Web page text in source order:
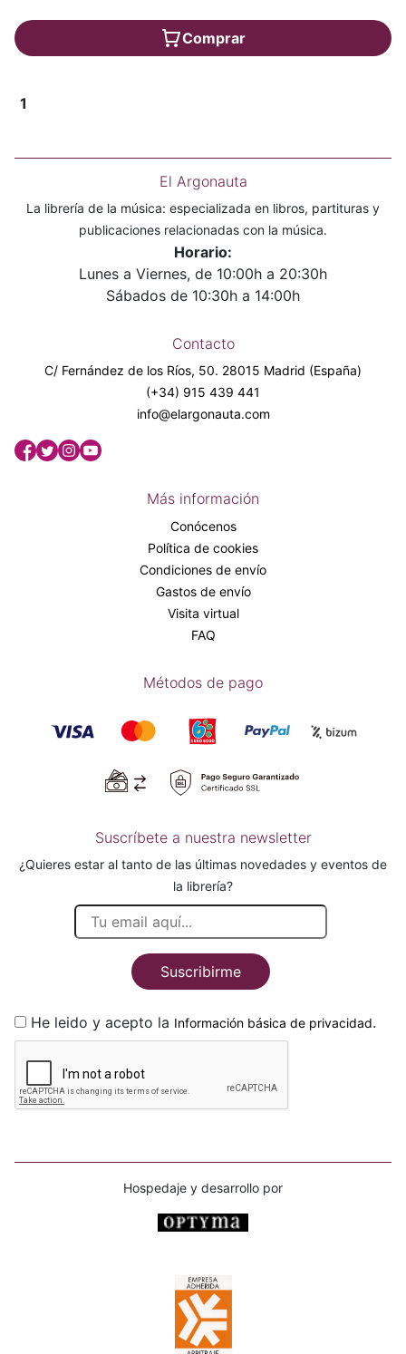
Comprar
1
El Argonauta
La librería de la música: especializada en libros, partituras y
publicaciones relacionadas con la música.
Horario:
Lunes a Viernes, de 10:00h a 20:30h
Sábados de 10:30h a 14:00h
Contacto
C/ Fernández de los Ríos, 50. 28015 Madrid (España)
(+34) 915 439 441
info@elargonauta.com
Más información
Conócenos
Política de cookies
Condiciones de envío
Gastos de envío
Visita virtual
FAQ
Métodos de pago
Suscríbete a nuestra newsletter
¿Quieres estar al tanto de las últimas novedades y eventos de
la librería?
Suscribirme
He leido y acepto la Información básica de privacidad.
Hospedaje y desarrollo por